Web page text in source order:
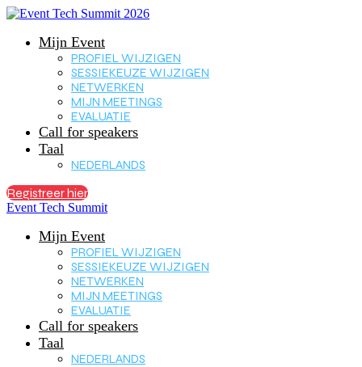
Mijn Event
PROFIEL WIJZIGEN
SESSIEKEUZE WIJZIGEN
NETWERKEN
MIJN MEETINGS
EVALUATIE
Call for speakers
Taal
NEDERLANDS
Registreer hier
Event Tech Summit
Mijn Event
PROFIEL WIJZIGEN
SESSIEKEUZE WIJZIGEN
NETWERKEN
MIJN MEETINGS
EVALUATIE
Call for speakers
Taal
NEDERLANDS